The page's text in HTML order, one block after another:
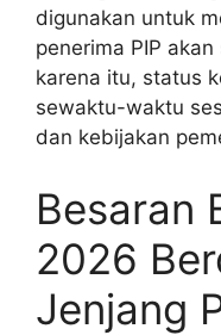
digunakan untuk
penerima PIP
karena itu, status
sewaktu-waktu
dan kebijakan
Besaran
2026
Jenjang